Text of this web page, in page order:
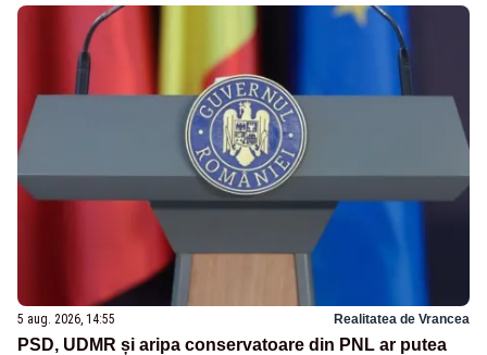
5 aug. 2026, 14:55 Realitatea de Vrancea
PSD, UDMR și aripa conservatoare din PNL ar putea